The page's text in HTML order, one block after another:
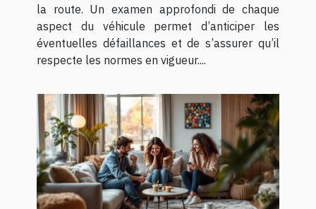
la route. Un examen approfondi de chaque
aspect du véhicule permet d’anticiper les
éventuelles défaillances et de s’assurer qu’il
respecte les normes en vigueur....